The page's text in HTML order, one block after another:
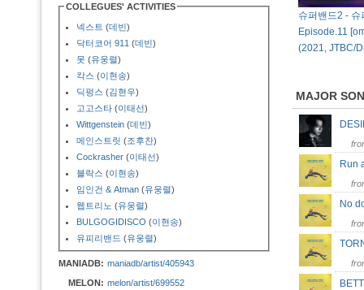
COLLEGUES' ACTIVITIES
넥스트 (데빈)
닥터코어 911 (데빈)
못 (유웅렬)
칵스 (이현송)
딕펑스 (김현우)
고고스타 (이태선)
Wittgenstein (데빈)
메인스트릿 (조후찬)
Cockrasher (이태선)
블락스 (이현송)
임인건 & Atman (유웅렬)
웹트리노 (유웅렬)
BULGOGIDISCO (이현송)
유피리밴드 (유웅렬)
MANIADB: maniadb/artist/405943
MELON: melon/artist/699552
슈퍼밴드2 - 슈
Episode.11
(2021, JTBC/
MAJOR
Run
No